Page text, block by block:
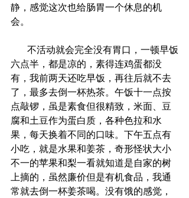
静，感觉这次也给肠胃一个休息的机
会。
不活动就会完全没有胃口，一顿早饭
六点半，都是凉的，素得连鸡蛋都没
有，我前两天还吃早饭，再往后就不去
了，最多去倒一杯热茶。午饭十一点按
点敲锣，虽是素食但很精致，米面、豆
腐和土豆作为蛋白质，各种色拉和水
果，每天换着不同的口味。下午五点有
小吃，就是水果和姜茶，奇形怪状大小
不一的苹果和梨一看就知道是自家的树
上摘的，虽然廉价但是有机食品，我通
常就去倒一杯姜茶喝。没有饿的感觉，